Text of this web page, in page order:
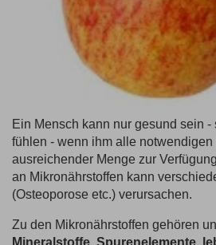
Ein Mensch kann nur gesund sein -
fühlen - wenn ihm alle notwendigen
ausreichender Menge zur
an Mikronährstoffen kann
(Osteoporose etc.) verursachen.
Zu den Mikronährstoffen gehören
Mineralstoffe, Spurenelemente,